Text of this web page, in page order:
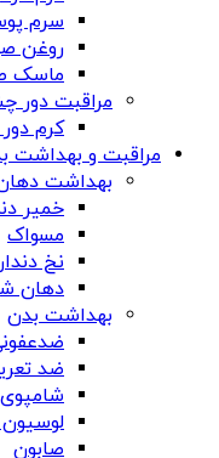
سرم
روغن
ماسک
مراقبت دور
کرم
مراقبت و بهداشت
بهداشت
خمیر
مسواک
نخ
دهان
بهداشت بدن
ضد
صابون